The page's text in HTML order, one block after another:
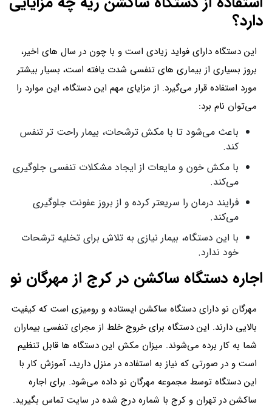
دارد؟
این دستگاه دارای فواید زیادی است و با چون در سال های اخیر،
بروز بسیاری از بیماری های تنفسی شدت یافته است، بسیار بیشتر
مورد استفاده قرار می‌گیرد. از مزایای مهم این دستگاه، این موارد را
می‌توان نام برد:
باعث می‌شود تا با مکش ترشحات، بیمار راحت تر تنفس
کند.
با مکش خون و مایعات از ایجاد مشکلات تنفسی جلوگیری
می‌کند.
فرایند درمان را سریعتر کرده و از بروز عفونت جلوگیری
می‌کند.
با این دستگاه، بیمار نیازی به تلاش برای تخلیه ترشحات
خود ندارد.
اجاره دستگاه ساکشن در کرج از مهرگان نو
مهرگان نو دارای دستگاه ساکشن ایستاده و رومیزی است که کیفیت
بالایی دارند. این دستگاه برای خروج خلط از مجرای تنفسی بیماران
شما به کار برده می‌شوند. میزان مکش این دستگاه ها قابل تنظیم
است و در صورتی که نیاز به استفاده در منزل دارید، آموزش کار با
این دستگاه توسط مجموعه مهرگان نو داده می‌شود. برای اجاره
ساکشن در تهران و کرج با شماره درج شده در سایت تماس بگیرید.